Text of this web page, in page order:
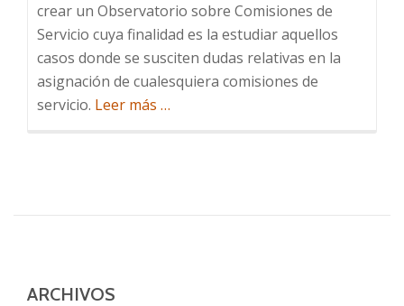
crear un Observatorio sobre Comisiones de
Servicio cuya finalidad es la estudiar aquellos
casos donde se susciten dudas relativas en la
asignación de cualesquiera comisiones de
servicio. Leer más Acerca
Judiciales
…
ARCHIVOS